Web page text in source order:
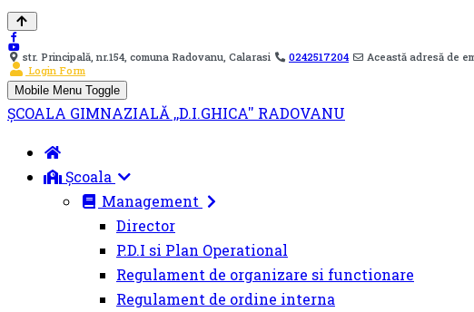
str. Principală, nr.154, comuna Radovanu, Calarasi 0242517204 Această adresă de
Login Form
Mobile Menu Toggle
ȘCOALA GIMNAZIALĂ ,,D.I.GHICA'' RADOVANU
Școala
Management
Director
P.D.I si Plan Operational
Regulament de organizare si functionare
Regulament de ordine interna